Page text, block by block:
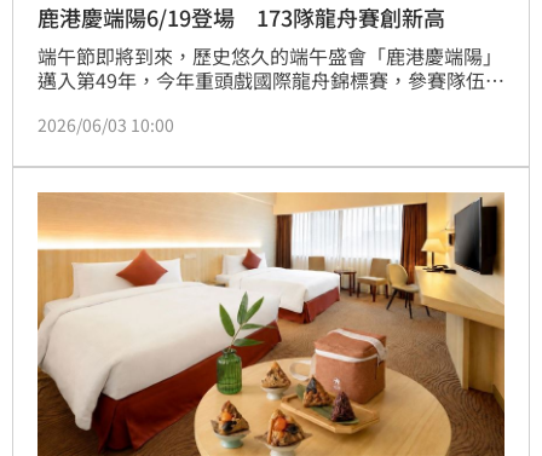
鹿港慶端陽6/19登場 173隊龍舟賽創新高
端午節即將到來，歷史悠久的端午盛會「鹿港慶端陽」
邁入第49年，今年重頭戲國際龍舟錦標賽，參賽隊伍創
2026/06/03 10:00